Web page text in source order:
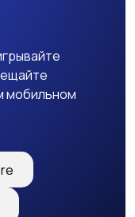
мобильном